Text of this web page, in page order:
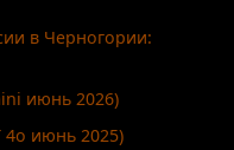
в Черногории:
июнь 2026)
4o июнь 2025)